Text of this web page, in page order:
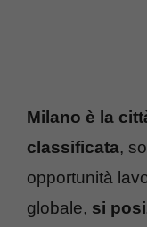
Milano è la
classificata,
opportunità
globale, si